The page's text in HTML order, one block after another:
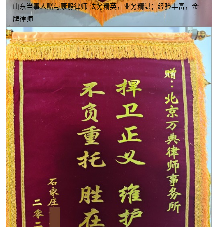
山东当事人赠与康静律师 法务精英，业务精湛；经验丰富，金
牌律师